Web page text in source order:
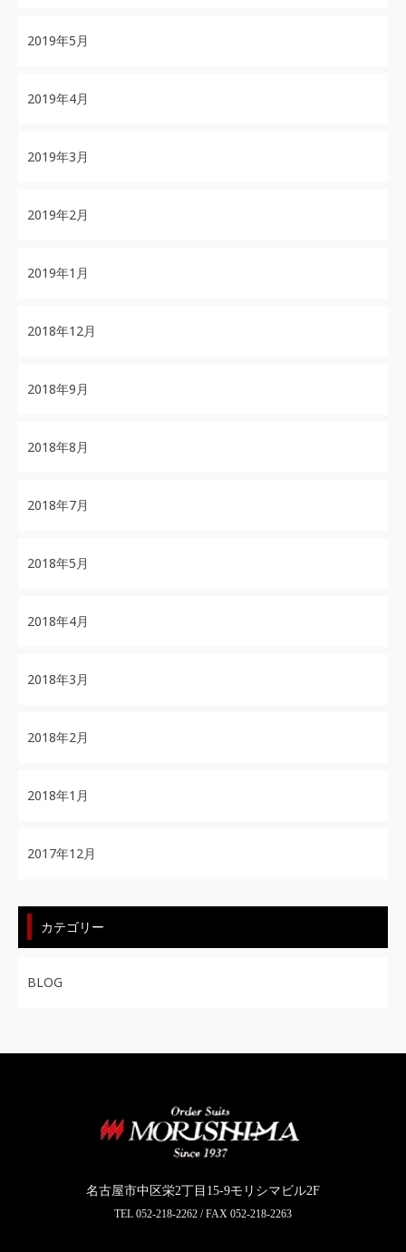
2019年5月
2019年4月
2019年3月
2019年2月
2019年1月
2018年12月
2018年9月
2018年8月
2018年7月
2018年5月
2018年4月
2018年3月
2018年2月
2018年1月
2017年12月
カテゴリー
BLOG
名古屋市中区栄2丁目15-9モリシマビル2F
TEL 052-218-2262 / FAX 052-218-2263